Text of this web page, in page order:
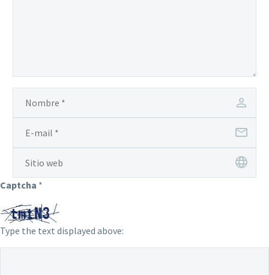
Captcha *
Type the text displayed above: